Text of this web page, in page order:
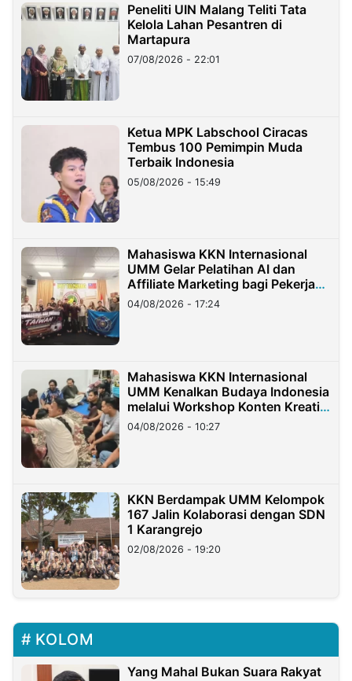
Peneliti UIN Malang Teliti Tata
Kelola Lahan Pesantren di
Martapura
07/08/2026 - 22:01
Ketua MPK Labschool Ciracas
Tembus 100 Pemimpin Muda
Terbaik Indonesia
05/08/2026 - 15:49
Mahasiswa KKN Internasional
UMM Gelar Pelatihan AI dan
Affiliate Marketing bagi Pekerja
Migran Indonesia di Taiwan
04/08/2026 - 17:24
Mahasiswa KKN Internasional
UMM Kenalkan Budaya Indonesia
melalui Workshop Konten Kreatif
di Taiwan
04/08/2026 - 10:27
KKN Berdampak UMM Kelompok
167 Jalin Kolaborasi dengan SDN
1 Karangrejo
02/08/2026 - 19:20
KOLOM
Yang Mahal Bukan Suara Rakyat